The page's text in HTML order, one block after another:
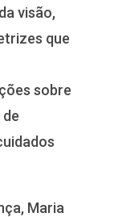
visão,
que
sobre
Maria